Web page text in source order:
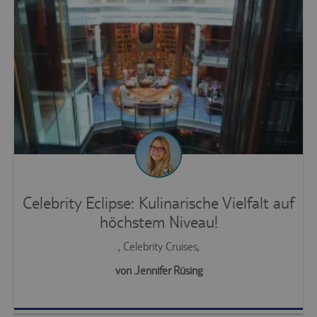
Celebrity Eclipse: Kulinarische Vielfalt auf
höchstem Niveau!
, Celebrity Cruises,
von Jennifer Rüsing